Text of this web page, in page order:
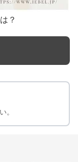
？
。